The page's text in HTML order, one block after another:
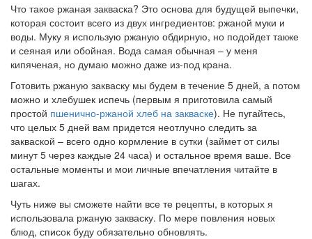
Что такое ржаная закваска? Это основа для будущей выпечки,
которая состоит всего из двух ингредиентов: ржаной муки и
воды. Муку я использую ржаную обдирную, но подойдет также
и сеяная или обойная. Вода самая обычная – у меня
кипяченая, но думаю можно даже из-под крана.
Готовить ржаную закваску мы будем в течение 5 дней, а потом
можно и хлебушек испечь (первым я приготовила самый
простой пшенично-ржаной хлеб на закваске). Не пугайтесь,
что целых 5 дней вам придется неотлучно следить за
закваской – всего одно кормление в сутки (займет от силы
минут 5 через каждые 24 часа) и остальное время ваше. Все
остальные моменты и мои личные впечатления читайте в
шагах.
Чуть ниже вы сможете найти все те рецепты, в которых я
использовала ржаную закваску. По мере повления новых
блюд, список буду обязательно обновлять.